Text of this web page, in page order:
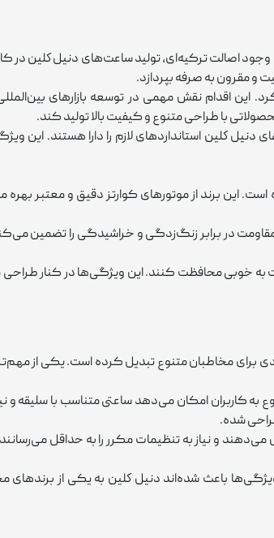
قرار دارد. با وجود اصالت ترکیه‌ای، تولید ساعت‌های دنيل
و مقرون ‌به‌ صرفه بپردازد.
این اقدام نقش مهمی در توسعه بازارهای
با طراحی متنوع و کیفیت بالا تولید کند.
استانداردهای لازم را دارا هستند. این
این برند از موتورهای کوارتز دقیق و معتبر بهره
در برابر زنگ‌زدگی و خراشیدگی را تضمین
خوبی محافظت کنند. این ویژگی‌ها در کنار طراحی
برای مخاطبان متنوع تبدیل کرده است. یکی از
کاربران امکان می‌دهد ساعتی متناسب با سلیقه و
شده.
و نیاز به تنظیمات مکرر را به حداقل
باعث شده‌اند دنيل كلين به یکی از برندهای